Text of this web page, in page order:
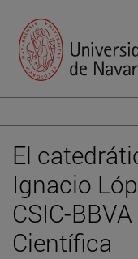
El
Ignacio
CSIC-
Científica